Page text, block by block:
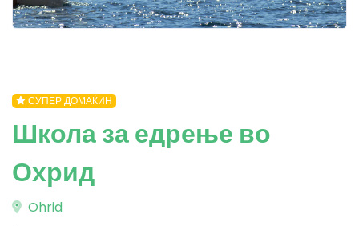
СУПЕР ДОМАЌИН
Школа за едрење во
Охрид
Ohrid